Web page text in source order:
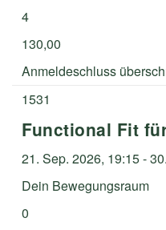
4
130,00
Anmelde​schluss
1531
Functional Fit
21. Sep. 2026, 19:15 -
Dein Bewegungsraum
0